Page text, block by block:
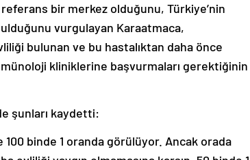
bir merkez olduğunu, Türkiye’nin
vurgulayan Karaatmaca,
bulunan ve bu hastalıktan daha önce
kliniklerine başvurmaları gerektiğinin
şunları kaydetti:
binde 1 oranda görülüyor. Ancak orada